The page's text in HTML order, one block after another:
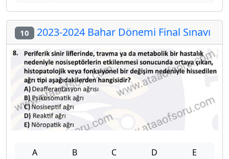
10 2023-2024 Bahar Dönemi Final Sınavı
A B C D E